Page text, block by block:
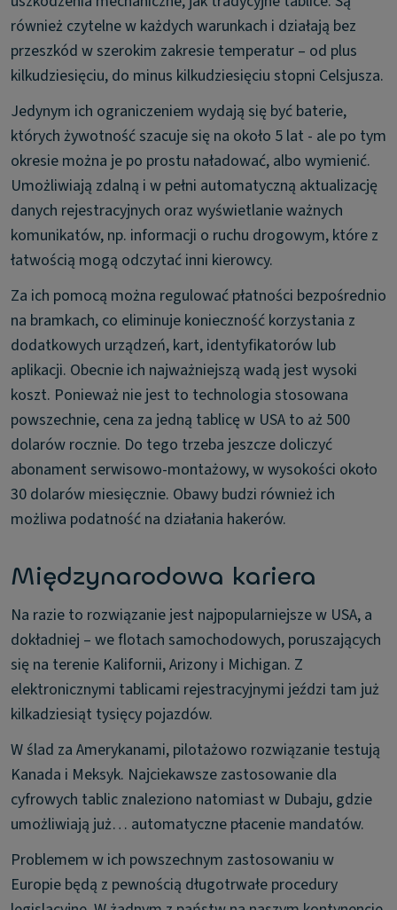
również czytelne w każdych warunkach i działają bez
przeszkód w szerokim zakresie temperatur – od plus
kilkudziesięciu, do minus kilkudziesięciu stopni Celsjusza.
Jedynym ich ograniczeniem wydają się być baterie,
których żywotność szacuje się na około 5 lat - ale po tym
okresie można je po prostu naładować, albo wymienić.
Umożliwiają zdalną i w pełni automatyczną aktualizację
danych rejestracyjnych oraz wyświetlanie ważnych
komunikatów, np. informacji o ruchu drogowym, które z
łatwością mogą odczytać inni kierowcy.
Za ich pomocą można regulować płatności bezpośrednio
na bramkach, co eliminuje konieczność korzystania z
dodatkowych urządzeń, kart, identyfikatorów lub
aplikacji. Obecnie ich najważniejszą wadą jest wysoki
koszt. Ponieważ nie jest to technologia stosowana
powszechnie, cena za jedną tablicę w USA to aż 500
dolarów rocznie. Do tego trzeba jeszcze doliczyć
abonament serwisowo-montażowy, w wysokości około
30 dolarów miesięcznie. Obawy budzi również ich
możliwa podatność na działania hakerów.
Międzynarodowa kariera
Na razie to rozwiązanie jest najpopularniejsze w USA, a
dokładniej – we flotach samochodowych, poruszających
się na terenie Kalifornii, Arizony i Michigan. Z
elektronicznymi tablicami rejestracyjnymi jeździ tam już
kilkadziesiąt tysięcy pojazdów.
W ślad za Amerykanami, pilotażowo rozwiązanie testują
Kanada i Meksyk. Najciekawsze zastosowanie dla
cyfrowych tablic znaleziono natomiast w Dubaju, gdzie
umożliwiają już… automatyczne płacenie mandatów.
Problemem w ich powszechnym zastosowaniu w
Europie będą z pewnością długotrwałe procedury